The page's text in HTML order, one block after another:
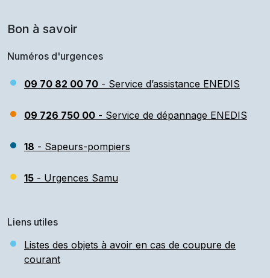
Bon à savoir
Numéros d'urgences
09 70 82 00 70 - Service d’assistance ENEDIS
09 726 750 00 - Service de dépannage ENEDIS
18 - Sapeurs-pompiers
15 - Urgences Samu
Liens utiles
Listes des objets à avoir en cas de coupure de
courant